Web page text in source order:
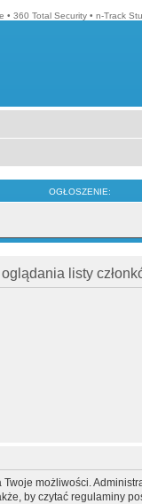
• 360 Total Security • n-Track
OGŁOSZENIE:
listy
możliwości.
by czytać regulaminy